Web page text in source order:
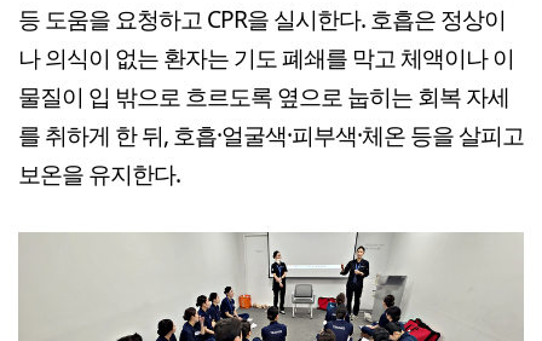
등 도움을 요청하고 CPR을 실시한다. 호흡은 정상이
나 의식이 없는 환자는 기도 폐쇄를 막고 체액이나 이
물질이 입 밖으로 흐르도록 옆으로 눕히는 회복 자세
를 취하게 한 뒤, 호흡·얼굴색·피부색·체온 등을 살피고
보온을 유지한다.